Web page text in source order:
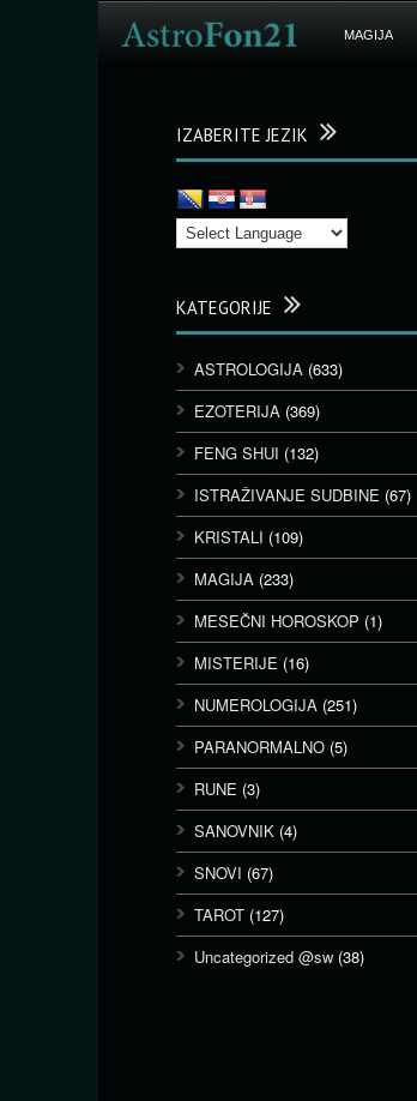
MAGIJA
IZABERITE JEZIK
KATEGORIJE
ASTROLOGIJA (633)
EZOTERIJA (369)
FENG SHUI (132)
ISTRAŽIVANJE SUDBINE (67)
KRISTALI (109)
MAGIJA (233)
MESEČNI HOROSKOP (1)
MISTERIJE (16)
NUMEROLOGIJA (251)
PARANORMALNO (5)
RUNE (3)
SANOVNIK (4)
SNOVI (67)
TAROT (127)
Uncategorized @sw (38)